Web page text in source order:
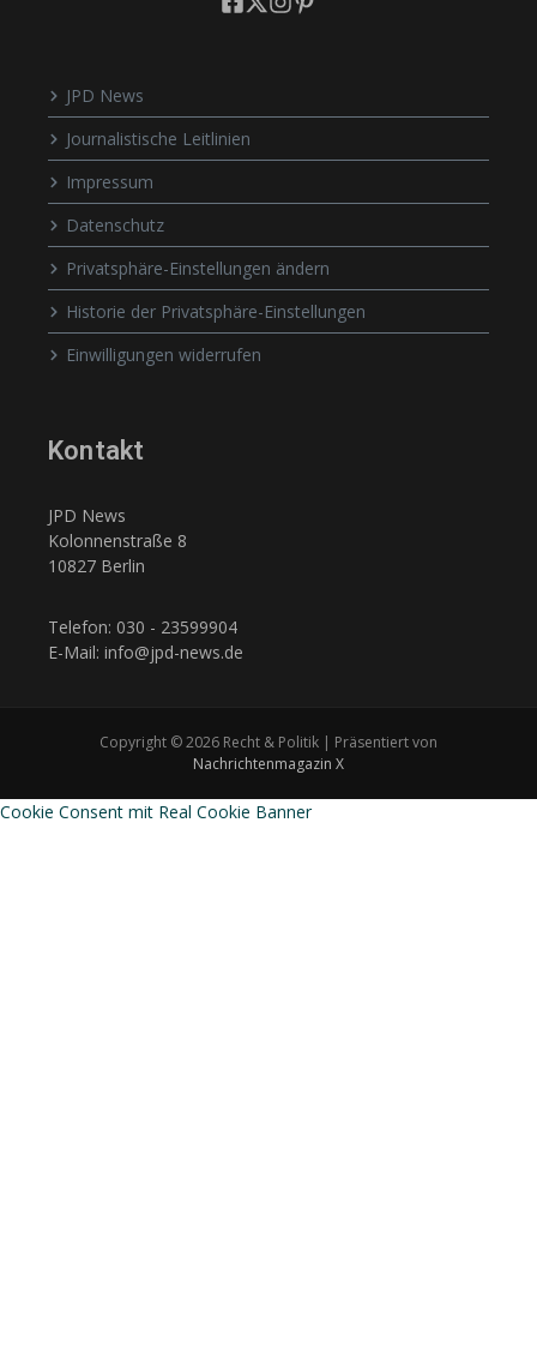
JPD News
Journalistische Leitlinien
Impressum
Datenschutz
Privatsphäre-Einstellungen ändern
Historie der Privatsphäre-Einstellungen
Einwilligungen widerrufen
Kontakt
JPD News
Kolonnenstraße 8
10827 Berlin
Telefon: 030 - 23599904
E-Mail: info@jpd-news.de
Copyright © 2026 Recht & Politik | Präsentiert von
Nachrichtenmagazin X
Cookie Consent mit Real Cookie Banner